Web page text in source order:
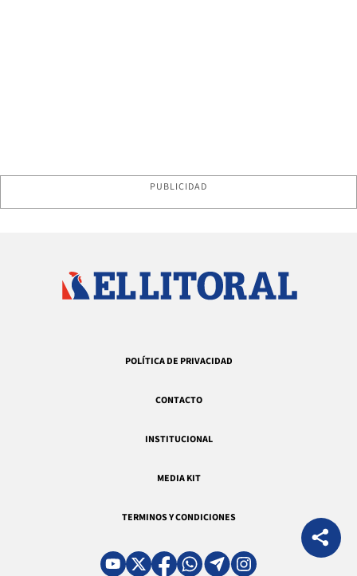
PUBLICIDAD
POLÍTICA DE PRIVACIDAD
CONTACTO
INSTITUCIONAL
MEDIA KIT
TERMINOS Y CONDICIONES